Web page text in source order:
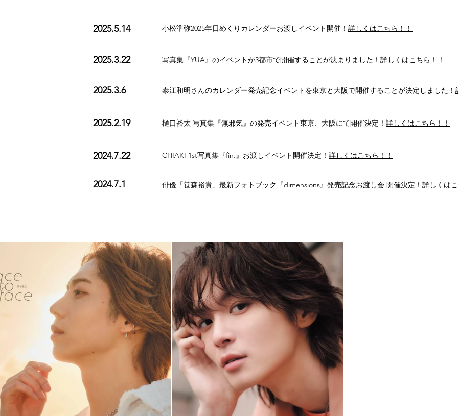
2025.5.14 小松準弥2025年日めくりカレンダーお渡しイベント開催！ 詳しくはこちら！！
2025.3.22 写真集『YUA』のイベントが3都市で開催することが決まりました！ 詳しくはこちら！！
2025.3.6 泰江和明さんのカレンダー発売記念イベントを東京と大阪で開催することが決定しました！
2025.2.19 樋口裕太 写真集『無邪気』の発売イベント東京、大阪にて開催決定！ 詳しくはこちら！！
2024.7.22 CHIAKI 1st写真集『fin.』お渡しイベント開催決定！ 詳しくはこちら！！
2024.7.1 俳優「笹森裕貴」最新フォトブック『dimensions』発売記念お渡し会 開催決定！ 詳しくは